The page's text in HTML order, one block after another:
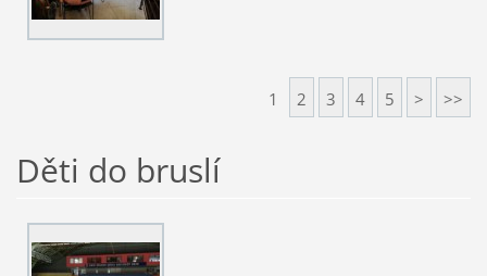
1 2 3 4 5 > >>
Děti do bruslí